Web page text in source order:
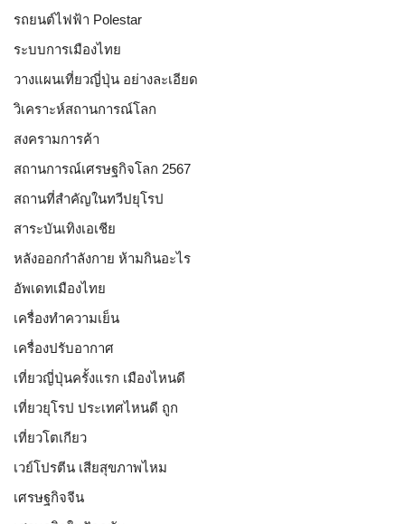
รถยนต์ไฟฟ้า Polestar
ระบบการเมืองไทย
วางแผนเที่ยวญี่ปุ่น อย่างละเอียด
วิเคราะห์สถานการณ์โลก
สงครามการค้า
สถานการณ์เศรษฐกิจโลก 2567
สถานที่สำคัญในทวีปยุโรป
สาระบันเทิงเอเชีย
หลังออกกําลังกาย ห้ามกินอะไร
อัพเดทเมืองไทย
เครื่องทำความเย็น
เครื่องปรับอากาศ
เที่ยวญี่ปุ่นครั้งแรก เมืองไหนดี
เที่ยวยุโรป ประเทศไหนดี ถูก
เที่ยวโตเกียว
เวย์โปรตีน เสียสุขภาพไหม
เศรษฐกิจจีน